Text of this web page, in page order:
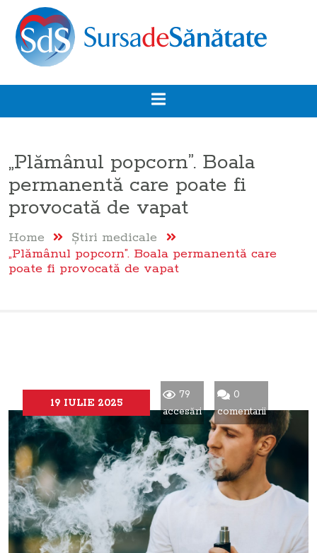
„Plămânul popcorn”. Boala
permanentă care poate fi
provocată de vapat
Home
Ştiri medicale
„Plămânul popcorn”. Boala permanentă care
poate fi provocată de vapat
19 IULIE 2025
79
accesări
0
comentarii